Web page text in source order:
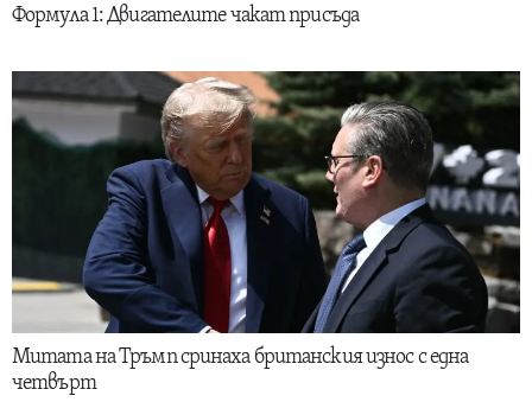
Формула 1: Двигателите чакат присъда
Митата на Тръмп сринаха британския износ с една
четвърт